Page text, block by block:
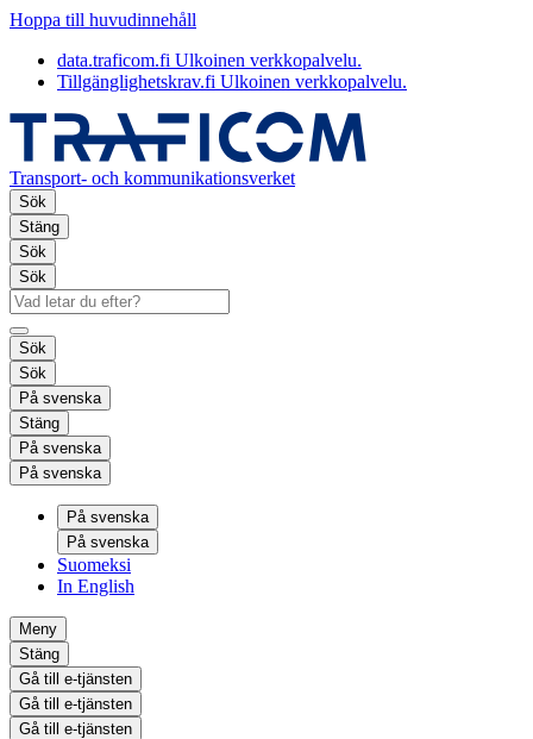
Hoppa till huvudinnehåll
data.traficom.fi Ulkoinen verkkopalvelu.
Tillgänglighetskrav.fi Ulkoinen verkkopalvelu.
Transport- och kommunikationsverket
Sök
Stäng
Sök
Sök
Sök
Sök
På svenska
Stäng
På svenska
På svenska
På svenska
På svenska
Suomeksi
In English
Meny
Stäng
Gå till e-tjänsten
Gå till e-tjänsten
Gå till e-tjänsten